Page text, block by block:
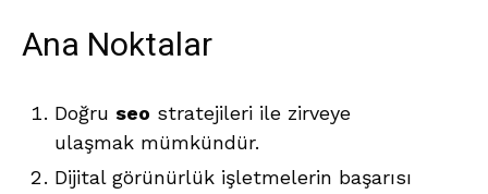
Ana Noktalar
Doğru seo stratejileri ile zirveye
ulaşmak mümkündür.
Dijital görünürlük işletmelerin başarısı